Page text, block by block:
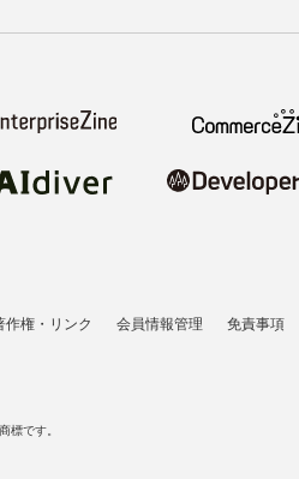
作権・リンク 会員情報管理 免責事項
です。